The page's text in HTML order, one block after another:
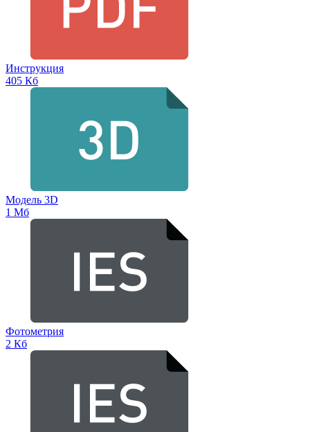
Инструкция
405 Кб
Модель 3D
1 Мб
Фотометрия
2 Кб